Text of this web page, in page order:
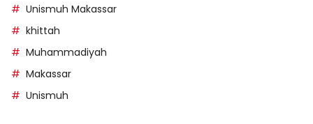
Unismuh Makassar
khittah
Muhammadiyah
Makassar
Unismuh